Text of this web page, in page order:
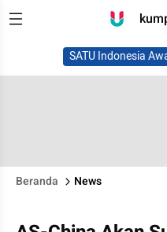
SATU Indonesia
Beranda News